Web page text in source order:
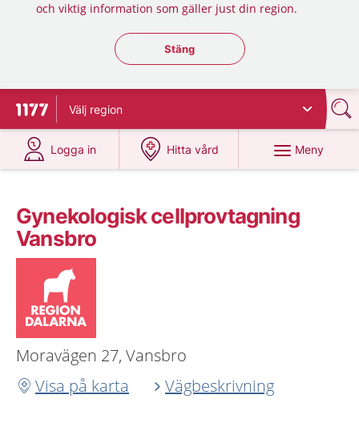
och viktig information som gäller just din region.
Stäng regionsväljaren
Stäng
Till startsidan för 1177
Välj region
Logga in
på 1177.se
Hitta vård
på 1177.se
Meny
Gynekologisk cellprovtagning
Vansbro
Moravägen 27, Vansbro
Visa på karta
Vägbeskrivning